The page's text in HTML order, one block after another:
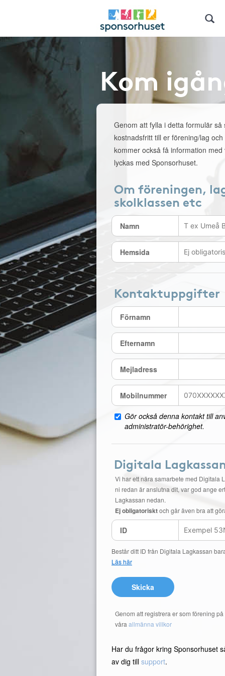
Kom
Genom att fylla i detta formulär så
kostnadsfritt till er förening/lag
kommer också få information
lyckas med Sponsorhuset.
Om föreningen,
skolklassen etc
Namn
Hemsida
Kontaktuppgifter
Förnamn
Efternamn
Mejladress
Mobilnummer
Gör också denna kontakt till
administratör-behörighet.
Digitala
Vi har ett nära samarbete med Digitala
ni redan är anslutna dit, var god ange
Lagkassan nedan.
Ej obligatorisktoch går även bra att
ID
Består ditt ID från Digitala Lagkassan
Läs här
Skicka
Genom att registrera er som förening
våra allmänna villkor
Har du frågor kring Sponsorhuset
av dig till support.